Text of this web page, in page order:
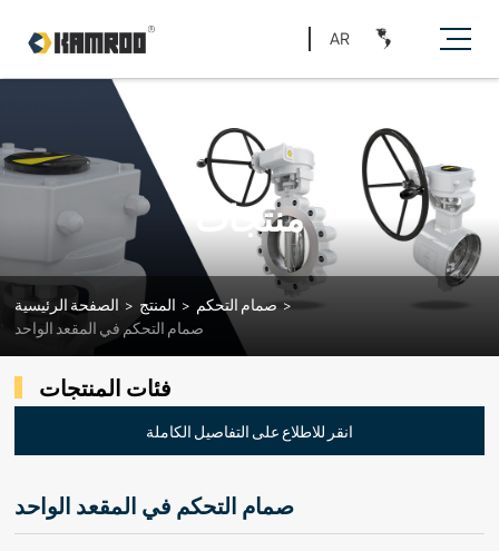
AR
منتجات
الصفحة الرئيسية > المنتج > صمام التحكم >
صمام التحكم في المقعد الواحد
فئات المنتجات
انقر للاطلاع على التفاصيل الكاملة
صمام التحكم في المقعد الواحد